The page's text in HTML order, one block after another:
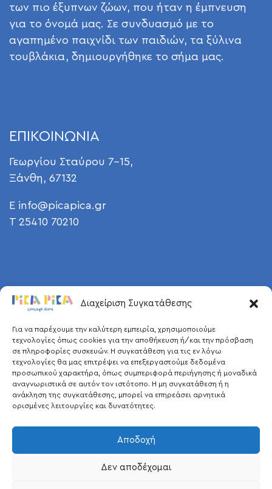
Διαχείριση Συγκατάθεσης
Για να παρέχουμε την καλύτερη εμπειρία, χρησιμοποιούμε
τεχνολογίες όπως cookies για την αποθήκευση ή/και την πρόσβαση
σε πληροφορίες συσκευών. Η συγκατάθεση για τις εν λόγω
τεχνολογίες θα μας επιτρέψει να επεξεργαστούμε δεδομένα
προσωπικού χαρακτήρα, όπως συμπεριφορά περιήγησης ή μοναδικά
αναγνωριστικά σε αυτόν τον ιστότοπο. Η μη συγκατάθεση ή η
ανάκληση της συγκατάθεσης, μπορεί να επηρεάσει αρνητικά
ορισμένες λειτουργίες και δυνατότητες.
Αποδοχή
Δεν αποδέχομαι
των πιο έξυπνων ζώων, που ήταν η έμπνευση
για το όνομά μας. Σε συνδυασμό με το
αγαπημένο παιχνίδι των παιδιών, τα ξύλινα
τουβλάκια, δημιουργήθηκε το σήμα μας.
ΕΠΙΚΟΙΝΩΝΙΑ
Γεωργίου Σταύρου 7-15,
Ξάνθη, 67132
E info@picapica.gr
T 25410 70210